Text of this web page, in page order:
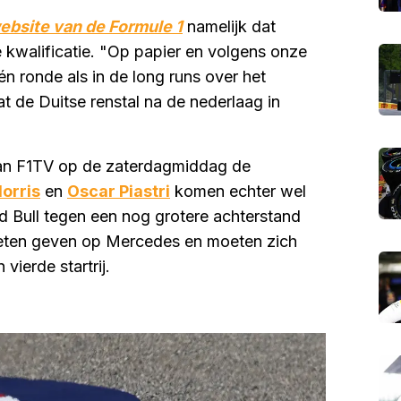
van de Formule 1 namelijk dat
"Op papier en volgens onze
ronde als in de long runs over het
de Duitse renstal na de nederlaag in
F1TV op de zaterdagmiddag de
en Oscar Piastri komen echter wel
Bull tegen een nog grotere achterstand
geven op Mercedes en moeten zich
vierde startrij.